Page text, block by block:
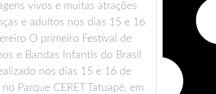
vivos e muitas atrações
e adultos nos dias 15 e 16
O primeiro Festival de
e Bandas Infantis do Brasil
nos dias 15 e 16 de
Parque CERET Tatuapé, em